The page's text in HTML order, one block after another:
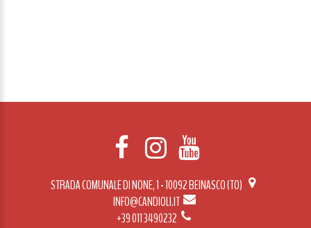
STRADA COMUNALE DI NONE, 1 - 10092 BEINASCO (TO)
INFO@CANDIOLI.IT
+39 011 3490232